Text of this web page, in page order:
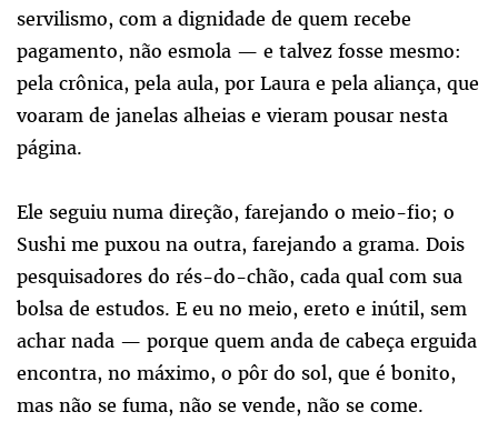
servilismo, com a dignidade de quem recebe
pagamento, não esmola — e talvez fosse mesmo:
pela crônica, pela aula, por Laura e pela aliança, que
voaram de janelas alheias e vieram pousar nesta
página.
Ele seguiu numa direção, farejando o meio-fio; o
Sushi me puxou na outra, farejando a grama. Dois
pesquisadores do rés-do-chão, cada qual com sua
bolsa de estudos. E eu no meio, ereto e inútil, sem
achar nada — porque quem anda de cabeça erguida
encontra, no máximo, o pôr do sol, que é bonito,
mas não se fuma, não se vende, não se come.